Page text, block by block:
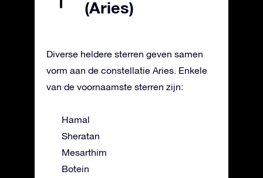
(Aries)
Diverse heldere sterren geven samen
vorm aan de constellatie Aries. Enkele
van de voornaamste sterren zijn:
Hamal
Sheratan
Mesarthim
Botein